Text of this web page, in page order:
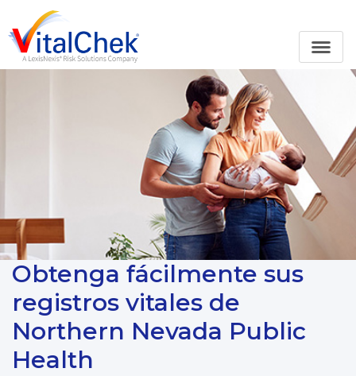
Obtenga fácilmente sus
registros vitales de
Northern Nevada Public
Health